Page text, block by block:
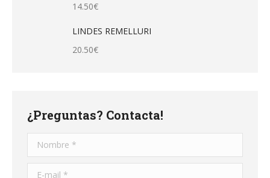
14.50€
LINDES REMELLURI
20.50€
¿Preguntas? Contacta!
Nombre *
E-mail *